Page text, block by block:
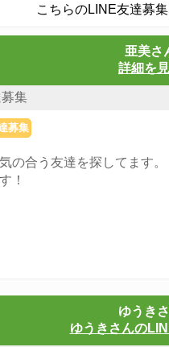
こちらのLINE友達募
亜美さ
詳細を
集
募集
の合う友達を探してます。
！
ゆうき
ゆうきさんの